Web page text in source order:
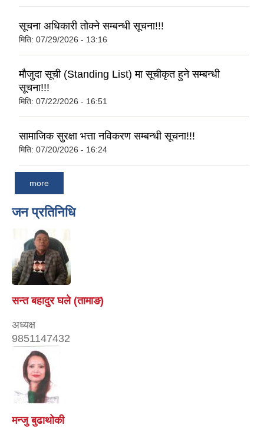
सूचना अधिकारी तोक्ने सम्बन्धी सूचना!!!
मिति: 07/29/2026 - 13:16
मौजुदा सूची (Standing List) मा सूचीकृत हुने सम्बन्धी
सूचना!!!
मिति: 07/22/2026 - 16:51
सामाजिक सुरक्षा भत्ता नविकरण सम्बन्धी सूचना!!!
मिति: 07/20/2026 - 16:24
more
जन प्रतिनिधि
सन्त बहादुर घले (तामाङ)
अध्यक्ष
9851147432
मन्जु बुढाथोकी